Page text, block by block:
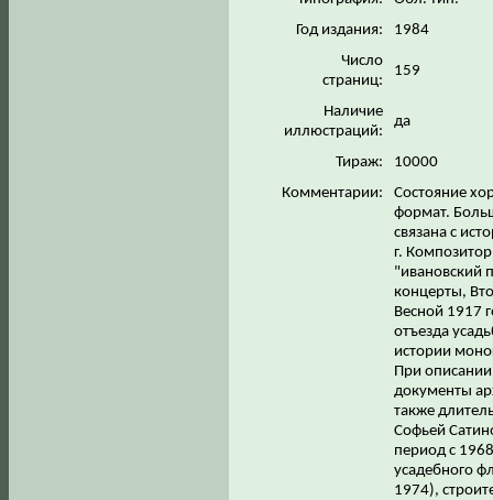
Год издания:
1984
Число
страниц:
159
Наличие
иллюстраций:
да
Тираж:
10000
Комментарии:
Состояние
формат.
связана с
г.
"ивановский
концерты,
Весной 1917
отъезда
истории
При описании
документы
также
Софьей
период с
усадебного
1974),